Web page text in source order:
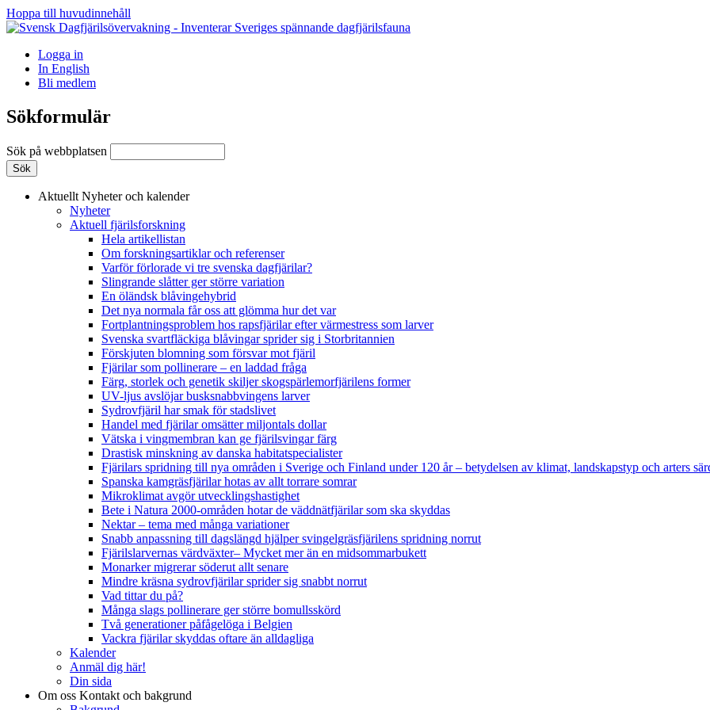
Hoppa till huvudinnehåll
Logga in
In English
Bli medlem
Sökformulär
Sök på webbplatsen
Aktuellt Nyheter och kalender
Nyheter
Aktuell fjärilsforskning
Hela artikellistan
Om forskningsartiklar och referenser
Varför förlorade vi tre svenska dagfjärilar?
Slingrande slåtter ger större variation
En öländsk blåvingehybrid
Det nya normala får oss att glömma hur det var
Fortplantningsproblem hos rapsfjärilar efter värmestress som larver
Svenska svartfläckiga blåvingar sprider sig i Storbritannien
Förskjuten blomning som försvar mot fjäril
Fjärilar som pollinerare – en laddad fråga
Färg, storlek och genetik skiljer skogspärlemorfjärilens former
UV-ljus avslöjar busksnabbvingens larver
Sydrovfjäril har smak för stadslivet
Handel med fjärilar omsätter miljontals dollar
Vätska i vingmembran kan ge fjärilsvingar färg
Drastisk minskning av danska habitatspecialister
Fjärilars spridning till nya områden i Sverige och Finland under 120 år– betydelsen av klimat, landskapstyp och arters
Spanska kamgräsfjärilar hotas av allt torrare somrar
Mikroklimat avgör utvecklingshastighet
Bete i Natura 2000-områden hotar de väddnätfjärilar som ska skyddas
Nektar – tema med många variationer
Snabb anpassning till dagslängd hjälper svingelgräsfjärilens spridning norrut
Fjärilslarvernas värdväxter– Mycket mer än en midsommarbukett
Monarker migrerar söderut allt senare
Mindre kräsna sydrovfjärilar sprider sig snabbt norrut
Vad tittar du på?
Många slags pollinerare ger större bomullsskörd
Två generationer påfågelöga i Belgien
Vackra fjärilar skyddas oftare än alldagliga
Kalender
Anmäl dig här!
Din sida
Om oss Kontakt och bakgrund